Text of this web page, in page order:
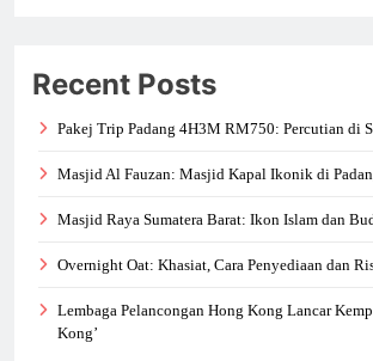
Recent Posts
Pakej Trip Padang 4H3M RM750: Percutian di
Masjid Al Fauzan: Masjid Kapal Ikonik di
Masjid Raya Sumatera Barat: Ikon Islam dan
Overnight Oat: Khasiat, Cara Penyediaan dan
Lembaga Pelancongan Hong Kong Lancar
Kong’